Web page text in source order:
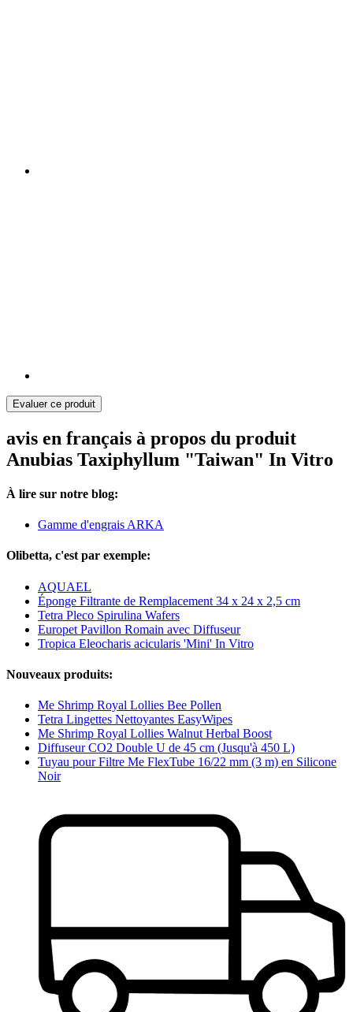
Evaluer ce produit
avis en français à propos du produit
Anubias Taxiphyllum "Taiwan" In Vitro
À lire sur notre blog:
Gamme d'engrais ARKA
Olibetta, c'est par exemple:
AQUAEL
Éponge Filtrante de Remplacement 34 x 24 x 2,5 cm
Tetra Pleco Spirulina Wafers
Europet Pavillon Romain avec Diffuseur
Tropica Eleocharis acicularis 'Mini' In Vitro
Nouveaux produits:
Me Shrimp Royal Lollies Bee Pollen
Tetra Lingettes Nettoyantes EasyWipes
Me Shrimp Royal Lollies Walnut Herbal Boost
Diffuseur CO2 Double U de 45 cm (Jusqu'à 450 L)
Tuyau pour Filtre Me FlexTube 16/22 mm (3 m) en Silicone
Noir